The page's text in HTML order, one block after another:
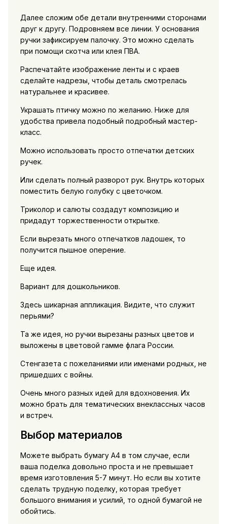
Далее сложим обе детали внутренними сторонами
друг к другу. Подровняем все линии. У основания
ручки зафиксируем палочку. Это можно сделать
при помощи скотча или клея ПВА.
Распечатайте изображение ленты и с краев
сделайте надрезы, чтобы деталь смотрелась
натуральнее и красивее.
Украшать птичку можно по желанию. Ниже для
удобства привела подобный подробный мастер-
класс.
Можно использовать просто отпечатки детских
ручек.
Или сделать полный разворот рук. Внутрь которых
поместить белую голубку с цветочком.
Триколор и салюты создадут композицию и
придадут торжественности открытке.
Если вырезать много отпечатков ладошек, то
получится пышное оперение.
Еще идея.
Вариант для дошкольников.
Здесь шикарная аппликация. Видите, что служит
перьями?
Та же идея, но ручки вырезаны разных цветов и
выложены в цветовой гамме флага России.
Стенгазета с пожеланиями или именами родных, не
пришедших с войны.
Очень много разных идей для вдохновения. Их
можно брать для тематических внеклассных часов
и встреч.
Выбор материалов
Можете выбрать бумагу А4 в том случае, если
ваша поделка довольно проста и не превышает
время изготовления 5-7 минут. Но если вы хотите
сделать трудную поделку, которая требует
большого внимания и усилий, то одной бумагой не
обойтись.